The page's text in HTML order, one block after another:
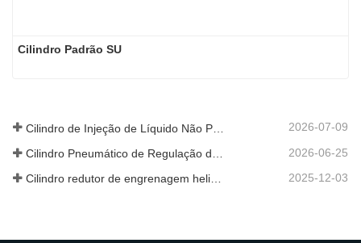
Cilindro Padrão SU
2026-07-09
2026-06-25
Cilindro redutor de engrenagem helicoidal de nova geração 2025-12-03